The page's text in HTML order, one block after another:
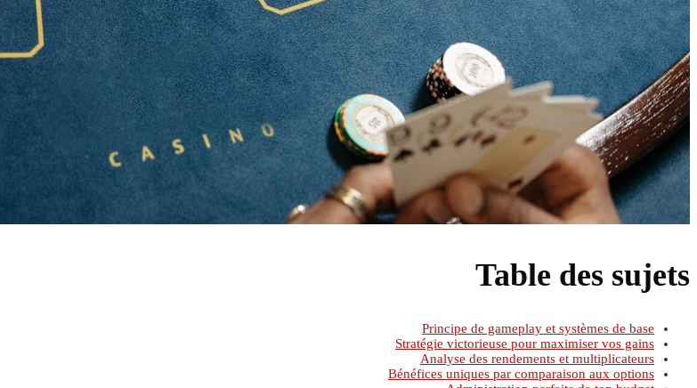
Table des sujets
Principe de gameplay et systèmes de base
Stratégie victorieuse pour maximiser vos gains
Analyse des rendements et multiplicateurs
Bénéfices uniques par comparaison aux options